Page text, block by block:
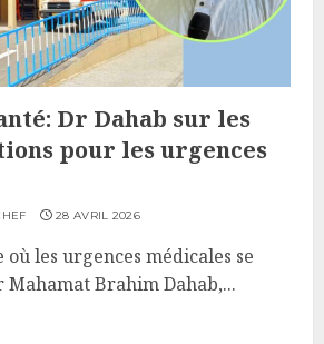
Dr Dahab sur les
pour les urgences
28 AVRIL 2026
où les urgences médicales se
Brahim Dahab,...